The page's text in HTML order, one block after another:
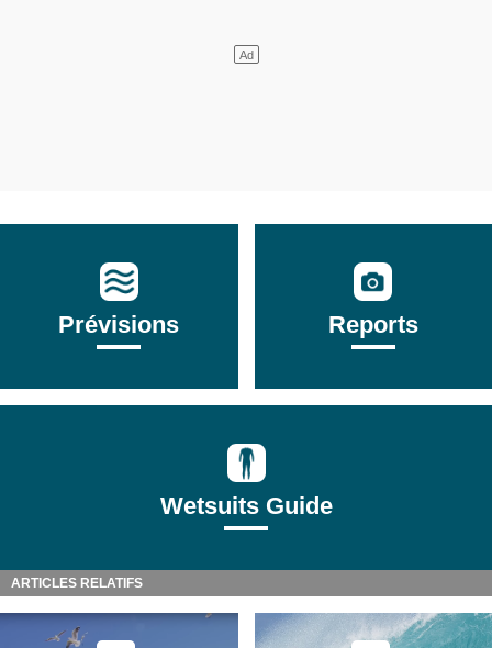
Prévisions Reports
Wetsuits Guide
ARTICLES RELATIFS